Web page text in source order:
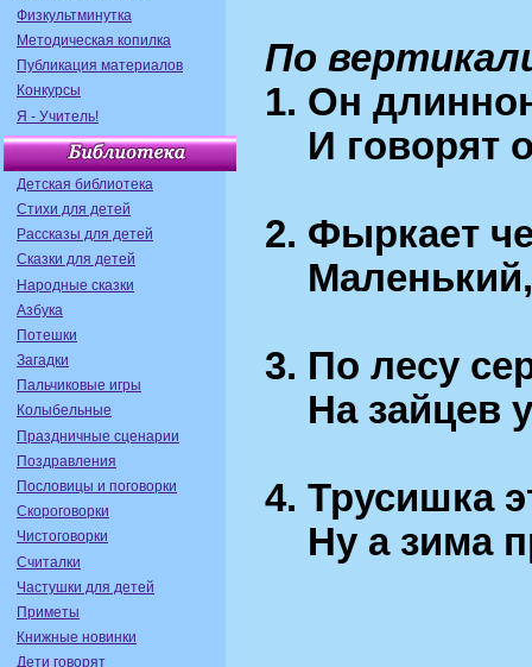
Физкультминутка
Методическая копилка
Публикация материалов
Конкурсы
Я - Учитель!
Детская библиотека
Стихи для детей
Рассказы для детей
Сказки для детей
Народные сказки
Азбука
Потешки
Загадки
Пальчиковые игры
Колыбельные
Праздничные сценарии
Поздравления
Пословицы и поговорки
Скороговорки
Чистоговорки
Считалки
Частушки для детей
Приметы
Книжные новинки
Дети говорят
По
1. Он
И говорят
2. Фыркает
3. По лесу
На зайцев
4. Трусишка
Ну а зима